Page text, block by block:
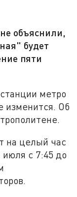
объяснили,
будет
пяти
метро
изменится. Об
на целый час
июля с 7:45 до